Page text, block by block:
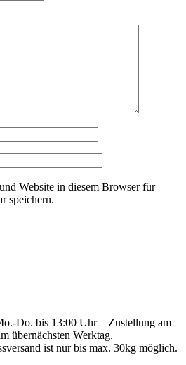
Website in diesem Browser für
speichern.
Do. bis 13:00 Uhr – Zustellung am
übernächsten Werktag.
ist nur bis max. 30kg möglich.